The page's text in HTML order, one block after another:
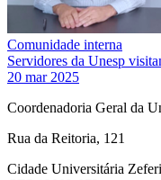
Comunidade interna
Servidores da Unesp
20 mar 2025
Coordenadoria Geral da
Rua da Reitoria, 121
Cidade Universitária